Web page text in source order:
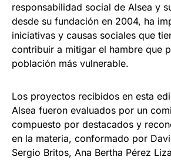
responsabilidad social de Alsea y
desde su fundación en 2004, ha
iniciativas y causas sociales que
contribuir a mitigar el hambre que
población más vulnerable.
Los proyectos recibidos en esta
Alsea fueron evaluados por un
compuesto por destacados y
en la materia, conformado por
Sergio Britos, Ana Bertha Pérez